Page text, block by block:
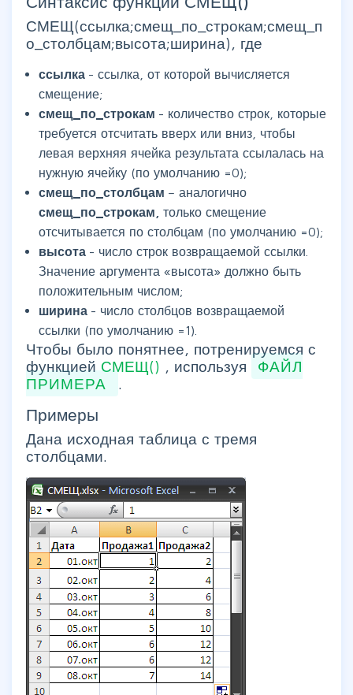
СМЕЩ(ссылка;смещ_по_строкам;смещ_п
о_столбцам;высота;ширина), где
ссылка - ссылка, от которой вычисляется
смещение;
смещ_по_строкам - количество строк, которые
требуется отсчитать вверх или вниз, чтобы
левая верхняя ячейка результата ссылалась на
нужную ячейку (по умолчанию =0);
смещ_по_столбцам – аналогично
смещ_по_строкам, только смещение
отсчитывается по столбцам (по умолчанию =0);
высота - число строк возвращаемой ссылки.
Значение аргумента «высота» должно быть
положительным числом;
ширина - число столбцов возвращаемой
ссылки (по умолчанию =1).
Чтобы было понятнее, потренируемся с
функцией СМЕЩ() , используя
ФАЙЛ
ПРИМЕРА
.
Примеры
Дана исходная таблица с тремя
столбцами.